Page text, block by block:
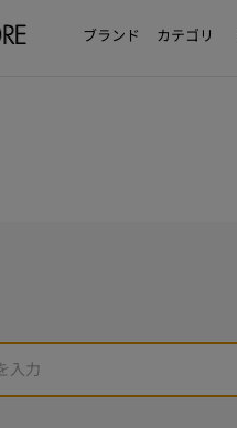
ブランド カテゴリ